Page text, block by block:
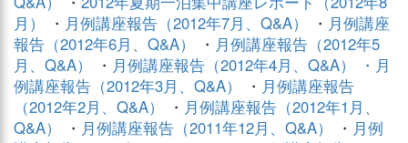
月）
・ 月例講座報告（2012年7月、Q&A） ・ 月例講座
報告（2012年6月、Q&A）
・ 月例講座報告（2012年5
月、Q&A）
・ 月例講座報告（2012年4月、Q&A） ・ 月
例講座報告（2012年3月、Q&A）
・ 月例講座報告
（2012年2月、Q&A）
・ 月例講座報告（2012年1月、
Q&A）
・ 月例講座報告（2011年12月、Q&A） ・ 月例